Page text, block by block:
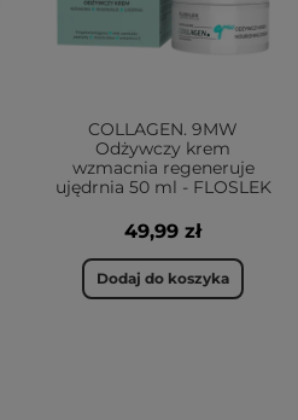
COLLAGEN. 9MW
Odżywczy krem
wzmacnia regeneruje
ujędrnia 50 ml - FLOSLEK
49,99 zł
Dodaj do koszyka